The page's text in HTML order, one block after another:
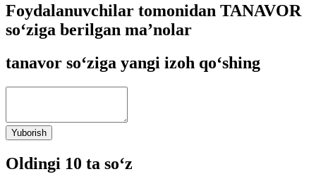
Foydalanuvchilar tomonidan TANAVOR
so‘ziga berilgan ma’nolar
tanavor so‘ziga yangi izoh qo‘shing
Yuborish
Oldingi 10 ta so‘z